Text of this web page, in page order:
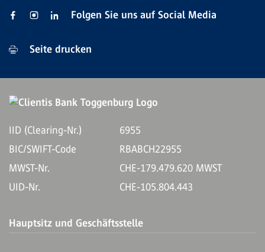
Folgen Sie uns auf Social Media
Seite drucken
IID (Clearing-Nr.)
6955
BIC/SWIFT-Code
RBABCH22955
MWST-Nr.
CHE-179.479.620 MWST
UID-Nr.
CHE-105.804.443
Hauptsitz und Geschäftsstelle